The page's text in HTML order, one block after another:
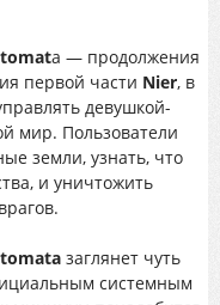
a — продолжения
первой части Nier, в
девушкой-
мир. Пользователи
земли, узнать, что
и уничтожить
заглянет чуть
системным